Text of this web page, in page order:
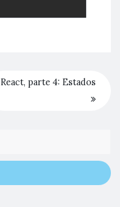
React, parte 4: Estados